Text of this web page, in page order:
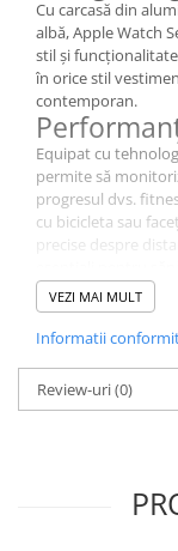
Cu carcasă din
albă, Apple Watch
stil și
în orice stil
contemporan.
Equipat cu
permite să
progresul dvs.
cu bicicleta sau
precise despre
Funcții
Experimentați
monitorizarea
stres și funcții de
permite să
Carcasa din
zgârieturi asigură
VEZI MAI MULT
Informatii
Review-uri(0)